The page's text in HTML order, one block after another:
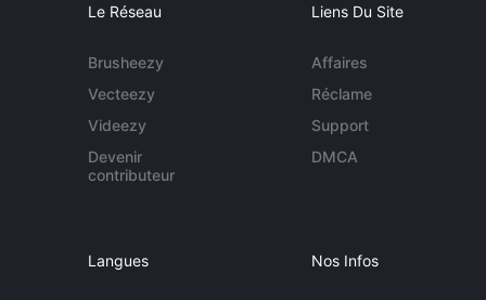
Le Réseau
Brusheezy
Vecteezy
Videezy
Devenir
contributeur
Liens Du Site
Affaires
Réclame
Support
DMCA
Langues Nos Infos